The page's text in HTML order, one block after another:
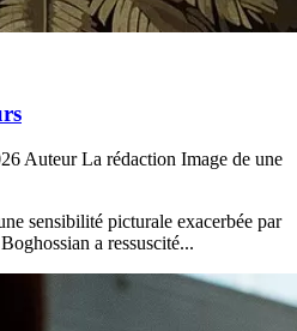
Auteur La rédaction Image de une
sensibilité picturale exacerbée par
a ressuscité...